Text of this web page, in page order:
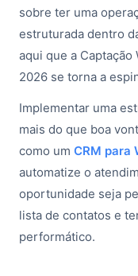
sobre ter uma
estruturada dentro
aqui que a Captação
2026 se torna a
Implementar uma
mais do que boa
como um CRM para
automatize o
oportunidade seja
lista de contatos e
performático.